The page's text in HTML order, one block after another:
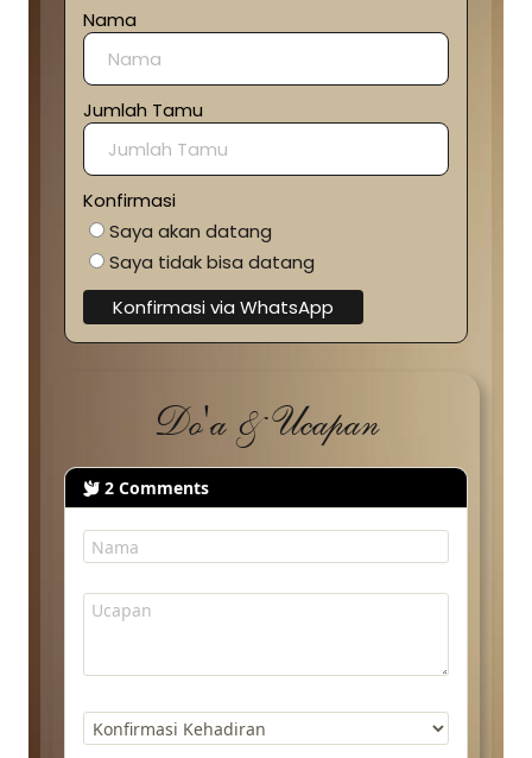
Nama
Jumlah Tamu
Konfirmasi
Saya akan datang
Saya tidak bisa datang
Konfirmasi via WhatsApp
Do'a & Ucapan
2 Comments